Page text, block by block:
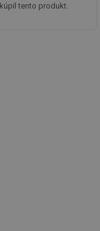
kúpil tento produkt.